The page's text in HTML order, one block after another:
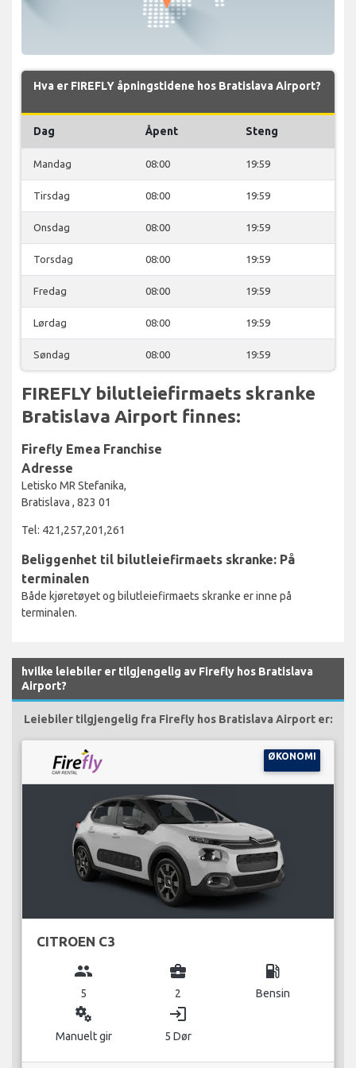
Hva er FIREFLY åpningstidene hos Bratislava Airport?
Dag Åpent Steng
Mandag 08:00 19:59
Tirsdag 08:00 19:59
Onsdag 08:00 19:59
Torsdag 08:00 19:59
Fredag 08:00 19:59
Lørdag 08:00 19:59
Søndag 08:00 19:59
FIREFLY bilutleiefirmaets skranke
Bratislava Airport finnes:
Firefly Emea Franchise
Adresse
Letisko MR Stefanika,
Bratislava , 823 01
Tel: 421,257,201,261
Beliggenhet til bilutleiefirmaets skranke: På
terminalen
Både kjøretøyet og bilutleiefirmaets skranke er inne på
terminalen.
hvilke leiebiler er tilgjengelig av Firefly hos Bratislava
Airport?
Leiebiler tilgjengelig fra Firefly hos Bratislava Airport er:
ØKONOMI
CITROEN C3
group
5
business_center
2
local_gas_station
Bensin
miscellaneous_services
Manuelt gir
login
5 Dør